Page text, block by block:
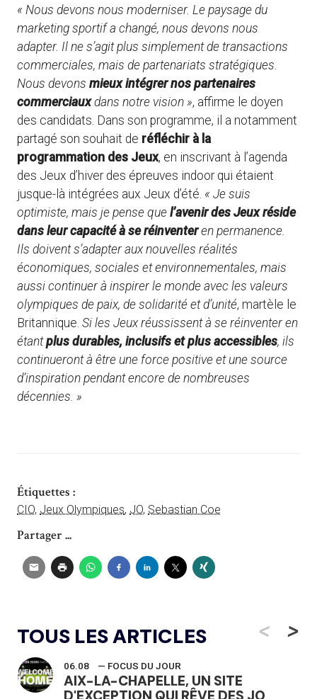
« Nous devons nous moderniser. Le paysage du
marketing sportif a changé, nous devons nous
adapter. Il ne s’agit plus simplement de transactions
commerciales, mais de partenariats stratégiques.
Nous devons mieux intégrer nos partenaires
commerciauxdans notre vision », affirme le doyen
des candidats. Dans son programme, il a notamment
partagé son souhait de réfléchir à la
programmation des Jeux, en inscrivant à l’agenda
des Jeux d’hiver des épreuves indoor qui étaient
jusque-là intégrées aux Jeux d’été. « Je suis
optimiste, mais je pense que l’avenir des Jeux réside
dans leur capacité à se réinventeren permanence.
Ils doivent s’adapter aux nouvelles réalités
économiques, sociales et environnementales, mais
aussi continuer à inspirer le monde avec les valeurs
olympiques de paix, de solidarité et d’unité, martèle le
Britannique. Si les Jeux réussissent à se réinventer en
étantplus durables, inclusifs et plus accessibles, ils
continueront à être une force positive et une source
d’inspiration pendant encore de nombreuses
décennies. »
Étiquettes :
CIO, Jeux Olympiques, JO, Sebastian Coe
Partager ...
TOUS LES ARTICLES <
06.08 — FOCUS DU JOUR
AIX-LA-CHAPELLE, UN SITE
>